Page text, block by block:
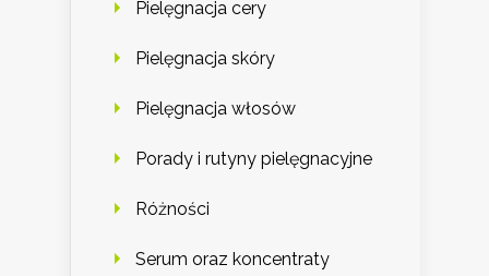
Pielęgnacja cery
Pielęgnacja skóry
Pielęgnacja włosów
Porady i rutyny pielęgnacyjne
Różności
Serum oraz koncentraty